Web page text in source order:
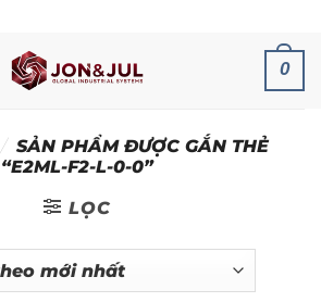
0
/ SẢN PHẨM ĐƯỢC GẮN THẺ
“E2ML-F2-L-0-0”
LỌC